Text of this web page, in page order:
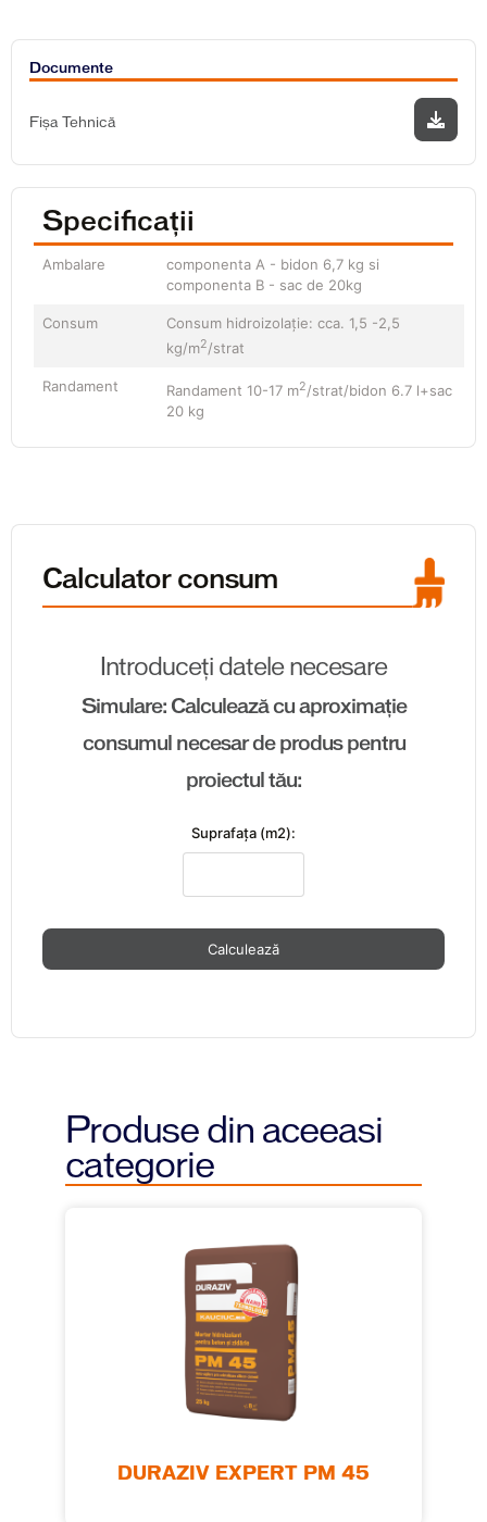
Documente
Fișa Tehnică
Specificații
Ambalare
componenta A - bidon 6,7 kg si
componenta B - sac de 20kg
Consum
Consum hidroizolație: cca. 1,5 -2,5
kg/m2/strat
Randament Randament 10-17 m2/strat/bidon 6.7 l+sac
20 kg
Calculator consum
Introduceți datele necesare
Simulare: Calculează cu aproximație
consumul necesar de produs pentru
proiectul tău:
Suprafaţa (m2):
Calculează
Produse din aceeasi
categorie
DURAZIV EXPERT PM 45